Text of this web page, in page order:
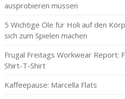
ausprobieren müssen
5 Wichtige Öle für Holi auf den
sich zum Spielen machen
Frugal Freitags Workwear Report:
Shirt-T-Shirt
Kaffeepause: Marcella Flats